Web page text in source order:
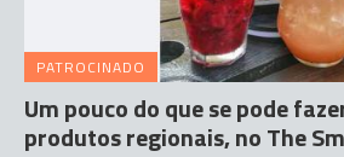
PATROCINADO
Um pouco do que se pode
produtos regionais, no The